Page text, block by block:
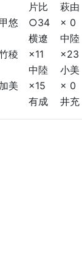
片比 萩由
甲悠 ○34 × 0
横遼 中陸
稜 ×11 ×23
中陸 小美
加美 ×15
× 0
有成 井充